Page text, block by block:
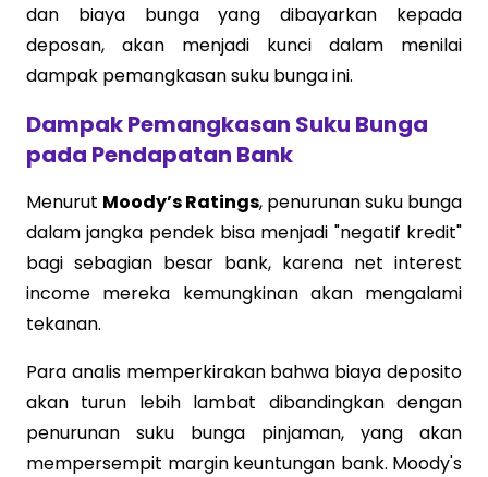
dan biaya bunga yang dibayarkan kepada
deposan, akan menjadi kunci dalam menilai
dampak pemangkasan suku bunga ini.
Dampak Pemangkasan Suku Bunga
pada Pendapatan Bank
Menurut Moody’s Ratings, penurunan suku bunga
dalam jangka pendek bisa menjadi "negatif kredit"
bagi sebagian besar bank, karena net interest
income mereka kemungkinan akan mengalami
tekanan.
Para analis memperkirakan bahwa biaya deposito
akan turun lebih lambat dibandingkan dengan
penurunan suku bunga pinjaman, yang akan
mempersempit margin keuntungan bank. Moody's